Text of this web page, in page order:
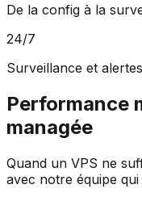
De la config à la
24/7
Surveillance et alertes
Performance
managée
Quand un VPS ne
avec notre équipe